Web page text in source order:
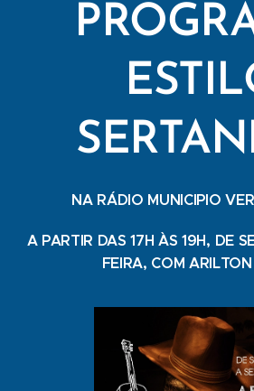
NA RÁDIO MUNICIPIO
A PARTIR DAS 17H ÀS 19H, DE
FEIRA, COM